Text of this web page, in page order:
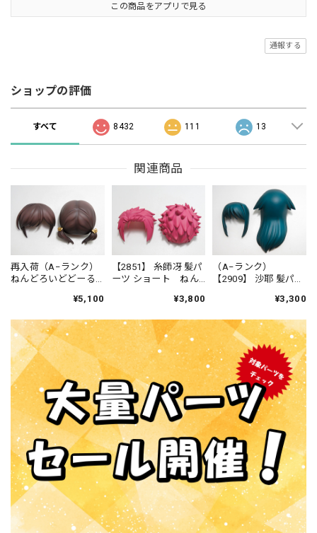
この商品をアプリで見る
通報する
ショップの評価
すべて 8432 111 13
関連商品
再入荷（A−ランク）
ねんどろいどどーる
レッティ 髪パーツ お
¥5,100
【2851】 糸師冴 髪パ
ーツ ショート ねん
¥3,800
（A−ランク）
【2909】 沙耶 髪パー
¥3,300